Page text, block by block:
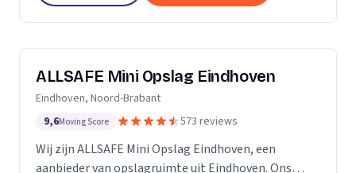
ALLSAFE Mini Opslag Eindhoven
Eindhoven, Noord-Brabant
9,6Moving Score 573 reviews
Wij zijn ALLSAFE Mini Opslag Eindhoven, een
aanbieder van opslagruimte uit Eindhoven. Ons